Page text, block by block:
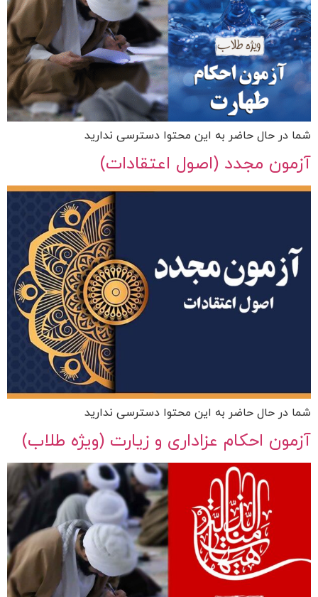
شما در حال حاضر به این محتوا دسترسی ندارید
آزمون مجدد (اصول اعتقادات)
شما در حال حاضر به این محتوا دسترسی ندارید
آزمون احکام عزاداری و زیارت (ویژه طلاب)